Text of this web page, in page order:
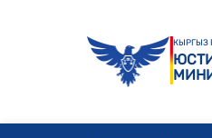
КЫРГЫЗ